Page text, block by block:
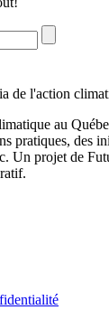
au
pratiques, des
Un projet de